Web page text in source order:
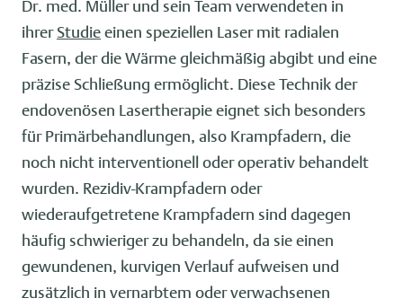
Dr. med. Müller und sein Team verwendeten in
ihrerStudieeinen speziellen Laser mit radialen
Fasern, der die Wärme gleichmäßig abgibt und eine
präzise Schließung ermöglicht. Diese Technik der
endovenösen Lasertherapie eignet sich besonders
für Primärbehandlungen, also Krampfadern, die
noch nicht interventionell oder operativ behandelt
wurden. Rezidiv-Krampfadern oder
wiederaufgetretene Krampfadern sind dagegen
häufig schwieriger zu behandeln, da sie einen
gewundenen, kurvigen Verlauf aufweisen und
zusätzlich in vernarbtem oder verwachsenen